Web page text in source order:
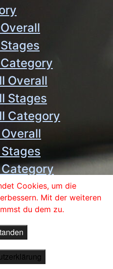
II Overall
Stages
Category
einzeln
Cookies, um die
Mit der weiteren
du dem zu.